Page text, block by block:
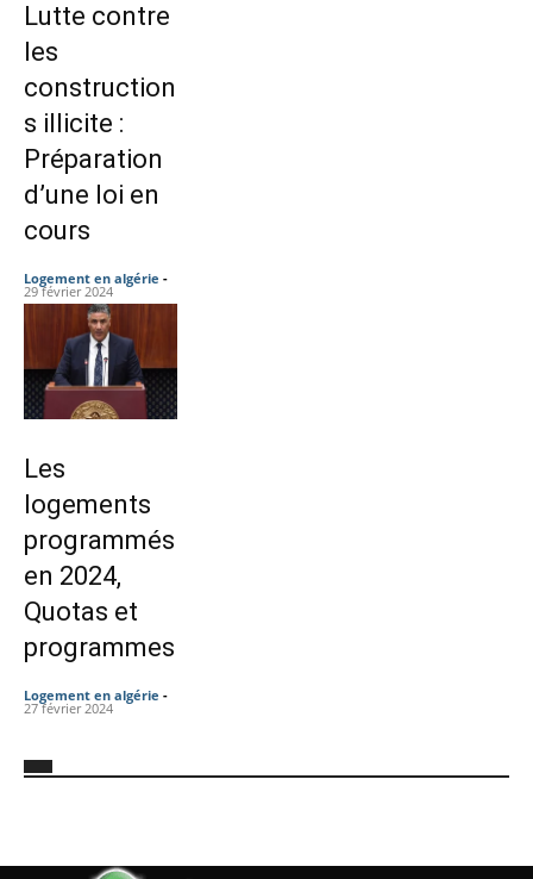
Lutte contre
les
construction
s illicite :
Préparation
d’une loi en
cours
Logement en algérie -
29 février 2024
Les
logements
programmés
en 2024,
Quotas et
programmes
Logement en algérie -
27 février 2024